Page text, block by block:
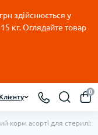
здійснюється у
кг. Оглядайте товар
Клієнту
0
корм асорті для